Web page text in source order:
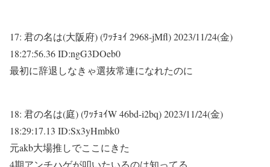
17: 君の名は(大阪府) (ﾜｯﾁｮｲ 2968-jMfl)2023/11/24(金)
18:27:56.36 ID:ngG3DOeb0
最初に辞退しなきゃ選抜常連になれたのに
18: 君の名は(庭) (ﾜｯﾁｮｲW 46bd-i2bq)2023/11/24(金)
18:29:17.13 ID:Sx3yHmbk0
元akb大場推しでここにきた
4期アンチハゲが叩いたいるのは知ってる